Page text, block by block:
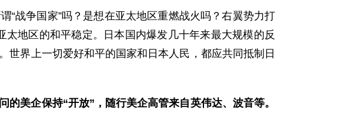
“战争国家”吗？是想在亚太地区重燃战火吗？右翼势力打
太地区的和平稳定。日本国内爆发几十年来最大规模的反
界上一切爱好和平的国家和日本人民，都应共同抵制日
美企保持“开放”，随行美企高管来自英伟达、波音等。